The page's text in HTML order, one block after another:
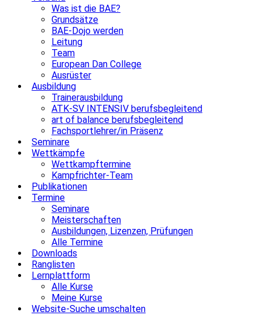
Was ist die BAE?
Grundsätze
BAE-Dojo werden
Leitung
Team
European Dan College
Ausrüster
Ausbildung
Trainerausbildung
ATK-SV INTENSIV berufsbegleitend
art of balance berufsbegleitend
Fachsportlehrer/in Präsenz
Seminare
Wettkämpfe
Wettkampftermine
Kampfrichter-Team
Publikationen
Termine
Seminare
Meisterschaften
Ausbildungen, Lizenzen, Prüfungen
Alle Termine
Downloads
Ranglisten
Lernplattform
Alle Kurse
Meine Kurse
Website-Suche umschalten